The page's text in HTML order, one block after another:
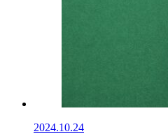
2024.10.24